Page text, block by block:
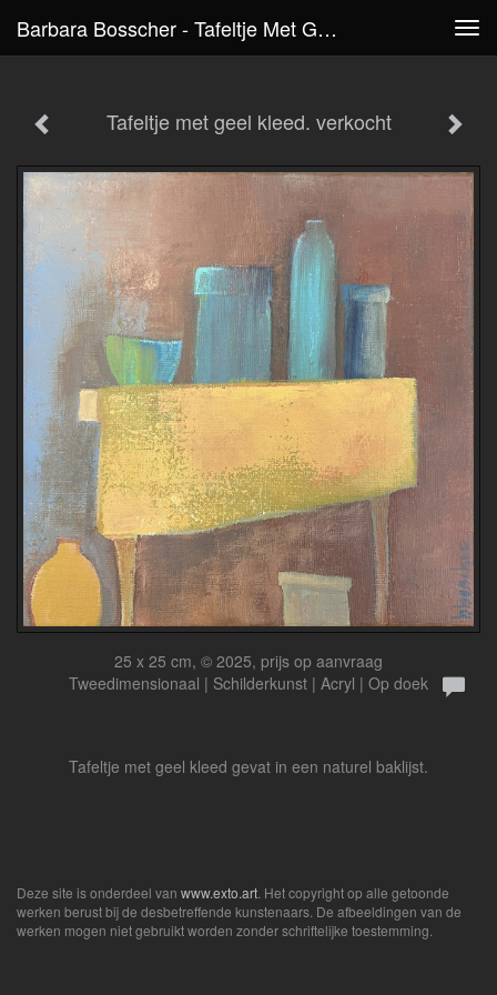
Barbara Bosscher - Tafeltje Met Geel Kleed. Verkocht
Tafeltje met geel kleed. verkocht
25 x 25 cm, © 2025, prijs op aanvraag
Tweedimensionaal | Schilderkunst | Acryl | Op doek
Tafeltje met geel kleed gevat in een naturel baklijst.
Deze site is onderdeel van www.exto.art . Het copyright op alle getoonde
werken berust bij de desbetreffende kunstenaars. De afbeeldingen van de
werken mogen niet gebruikt worden zonder schriftelijke toestemming.